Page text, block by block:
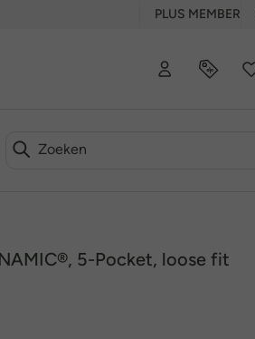
PLUS MEMBER
5-Pocket, loose fit